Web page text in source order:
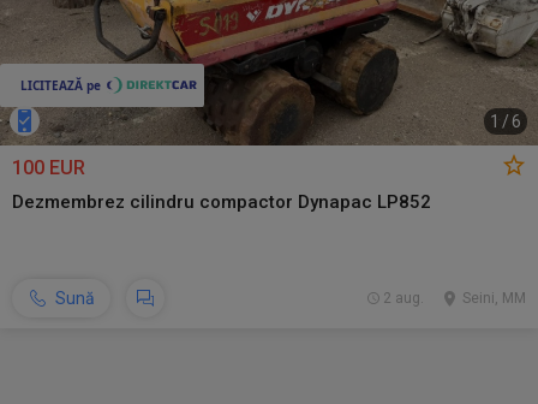
1 /6
100 EUR
Dezmembrez cilindru compactor Dynapac LP852
Sună Seini, MM
2 aug.